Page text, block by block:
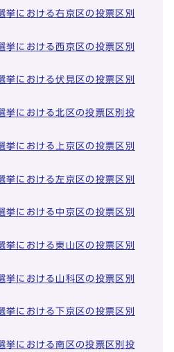
挙における右京区の投票区別
挙における西京区の投票区別
挙における伏見区の投票区別
挙における北区の投票区別投
挙における上京区の投票区別
挙における左京区の投票区別
挙における中京区の投票区別
挙における東山区の投票区別
挙における山科区の投票区別
挙における下京区の投票区別
挙における南区の投票区別投